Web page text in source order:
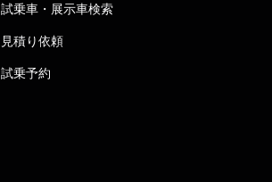
試乗車・展示車検索
見積り依頼
試乗予約